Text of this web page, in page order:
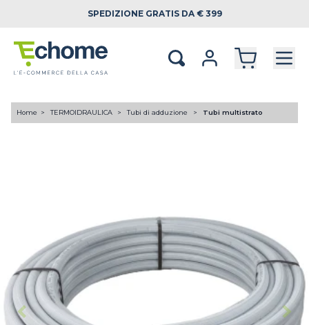
SPEDIZIONE GRATIS DA € 399
Home TERMOIDRAULICA Tubi di adduzione Tubi multistrato